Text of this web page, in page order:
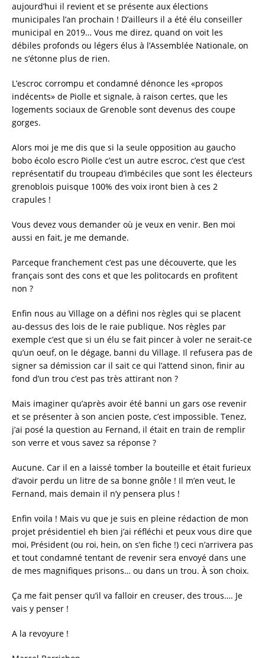
aujourd’hui il revient et se présente aux élections
municipales l’an prochain ! D’ailleurs il a été élu conseiller
municipal en 2019… Vous me direz, quand on voit les
débiles profonds ou légers élus à l’Assemblée Nationale, on
ne s’étonne plus de rien.
L’escroc corrompu et condamné dénonce les «propos
indécents» de Piolle et signale, à raison certes, que les
logements sociaux de Grenoble sont devenus des coupe
gorges.
Alors moi je me dis que si la seule opposition au gaucho
bobo écolo escro Piolle c’est un autre escroc, c’est que c’est
représentatif du troupeau d’imbéciles que sont les électeurs
grenoblois puisque 100% des voix iront bien à ces 2
crapules !
Vous devez vous demander où je veux en venir. Ben moi
aussi en fait, je me demande.
Parceque franchement c’est pas une découverte, que les
français sont des cons et que les politocards en profitent
non ?
Enfin nous au Village on a défini nos règles qui se placent
au-dessus des lois de le raie publique. Nos règles par
exemple c’est que si un élu se fait pincer à voler ne serait-ce
qu’un oeuf, on le dégage, banni du Village. Il refusera pas de
signer sa démission car il sait ce qui l’attend sinon, finir au
fond d’un trou c’est pas très attirant non ?
Mais imaginer qu’après avoir été banni un gars ose revenir
et se présenter à son ancien poste, c’est impossible. Tenez,
j’ai posé la question au Fernand, il était en train de remplir
son verre et vous savez sa réponse ?
Aucune. Car il en a laissé tomber la bouteille et était furieux
d’avoir perdu un litre de sa bonne gnôle ! Il m’en veut, le
Fernand, mais demain il n’y pensera plus !
Enfin voila ! Mais vu que je suis en pleine rédaction de mon
projet présidentiel eh bien j’ai réfléchi et peux vous dire que
moi, Président (ou roi, hein, on s’en fiche !) ceci n’arrivera pas
et tout condamné tentant de revenir sera envoyé dans une
de mes magnifiques prisons… ou dans un trou. À son choix.
Ça me fait penser qu’il va falloir en creuser, des trous…. Je
vais y penser !
A la revoyure !